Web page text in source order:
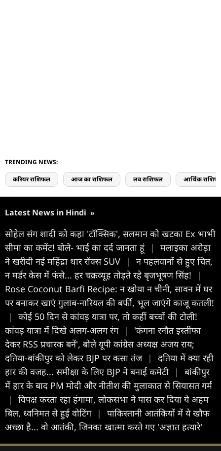
TRENDING NEWS:
करियर राशिफल आज का राशिफल लव राशिफल आर्थिक
Latest News in Hindi »
सोहेल संग शादी को कहा 'टॉक्सिक', सलमान को खटका Ex भाभी
सीमा का कमेंट! बोले- भाई का दर्द जानता हूं
|
मलाइका अरोड़ा
ने खरीदी नई महिंद्रा थार रॉक्स SUV
|
न पहलवानों से हुए चित,
न मर्डर केस में फंसे... हर चक्रव्यूह तोड़ते रहे बृजभूषण सिंह!
|
Rose Coconut Barfi Recipe: न खोया न चीनी, सावन में घर
पर बनाकर खाएं गुलाब-नारियल की बर्फी, भूल जाएंगे काजू कतली!
|
कोई 50 दिन से कांवड़ यात्रा पर, तो कहीं बच्चों की टोली!
कांवड़ यात्रा में दिखे अलग-अलग रंग |
'कंगना रनौत इस्तीफा
देकर RSS प्रचारक बनें', बोले यूपी कांग्रेस अध्यक्ष अजय राय;
दतिया-बांकीपुर को लेकर BJP पर कसा तंज |
दतिया में क्या रही
हार की वजह... समीक्षा के लिए BJP ने बनाई कमेटी
|
बांकीपुर
में हार के बाद PM मोदी और नीतीश की मुलाकात से सियासत गर्म
|
विपक्ष करता रहा हंगामा, लोकसभा ने पास कर दिया ये अहम
बिल, ध्वनिमत से हुई वोटिंग |
पाकिस्तानी आतंकियों में ये खौफ
अच्छा है... वो आतंकी, जिनका खात्मा करते गए 'अज्ञात हत्यारे'